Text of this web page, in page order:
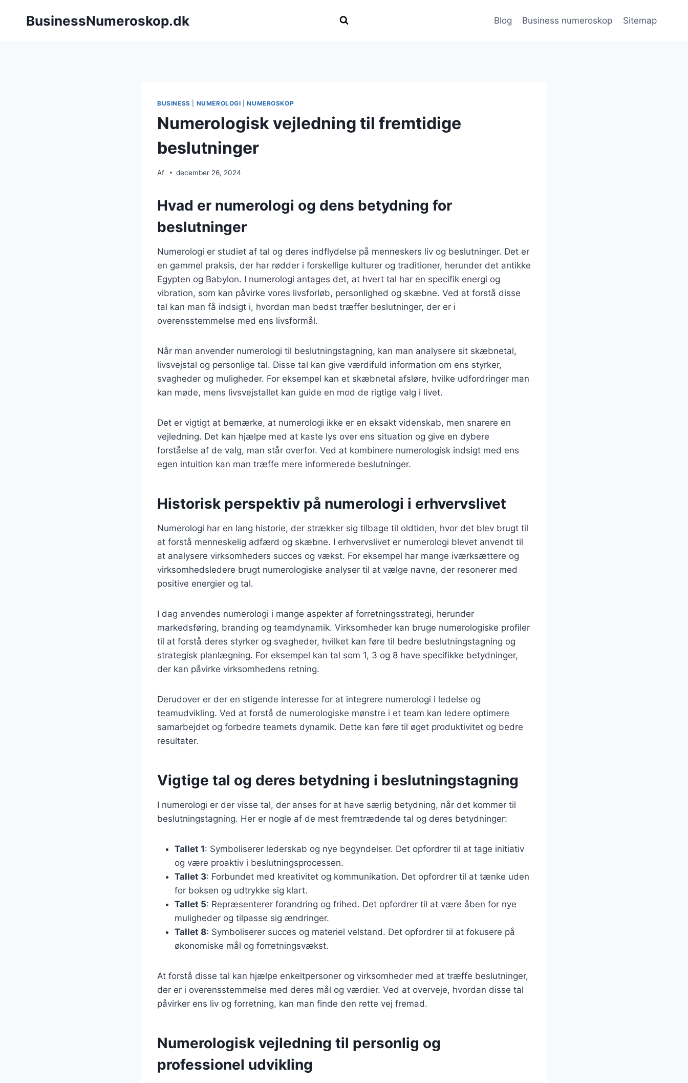
BusinessNumeroskop.dk Blog Business numeroskop Sitemap
BUSINESS NUMEROLOGI |NUMEROSKOP
Numerologisk vejledning til fremtidige
beslutninger
Af december 26, 2024
Hvad er numerologi og dens betydning for
beslutninger
Numerologi er studiet af tal og deres indflydelse på menneskers liv og beslutninger. Det er
en gammel praksis, der har rødder i forskellige kulturer og traditioner, herunder det antikke
Egypten og Babylon. I numerologi antages det, at hvert tal har en specifik energi og
vibration, som kan påvirke vores livsforløb, personlighed og skæbne. Ved at forstå disse
tal kan man få indsigt i, hvordan man bedst træffer beslutninger, der er i
overensstemmelse med ens livsformål.
Når man anvender numerologi til beslutningstagning, kan man analysere sit skæbnetal,
livsvejstal og personlige tal. Disse tal kan give værdifuld information om ens styrker,
svagheder og muligheder. For eksempel kan et skæbnetal afsløre, hvilke udfordringer man
kan møde, mens livsvejstallet kan guide en mod de rigtige valg i livet.
Det er vigtigt at bemærke, at numerologi ikke er en eksakt videnskab, men snarere en
vejledning. Det kan hjælpe med at kaste lys over ens situation og give en dybere
forståelse af de valg, man står overfor. Ved at kombinere numerologisk indsigt med ens
egen intuition kan man træffe mere informerede beslutninger.
Historisk perspektiv på numerologi i erhvervslivet
Numerologi har en lang historie, der strækker sig tilbage til oldtiden, hvor det blev brugt til
at forstå menneskelig adfærd og skæbne. I erhvervslivet er numerologi blevet anvendt til
at analysere virksomheders succes og vækst. For eksempel har mange iværksættere og
virksomhedsledere brugt numerologiske analyser til at vælge navne, der resonerer med
positive energier og tal.
I dag anvendes numerologi i mange aspekter af forretningsstrategi, herunder
markedsføring, branding og teamdynamik. Virksomheder kan bruge numerologiske profiler
til at forstå deres styrker og svagheder, hvilket kan føre til bedre beslutningstagning og
strategisk planlægning. For eksempel kan tal som 1, 3 og 8 have specifikke betydninger,
der kan påvirke virksomhedens retning.
Derudover er der en stigende interesse for at integrere numerologi i ledelse og
teamudvikling. Ved at forstå de numerologiske mønstre i et team kan ledere optimere
samarbejdet og forbedre teamets dynamik. Dette kan føre til øget produktivitet og bedre
resultater.
Vigtige tal og deres betydning i beslutningstagning
I numerologi er der visse tal, der anses for at have særlig betydning, når det kommer til
beslutningstagning. Her er nogle af de mest fremtrædende tal og deres betydninger:
Tallet 1: Symboliserer lederskab og nye begyndelser. Det opfordrer til at tage initiativ
og være proaktiv i beslutningsprocessen.
Tallet 3: Forbundet med kreativitet og kommunikation. Det opfordrer til at tænke uden
for boksen og udtrykke sig klart.
Tallet 5: Repræsenterer forandring og frihed. Det opfordrer til at være åben for nye
muligheder og tilpasse sig ændringer.
Tallet 8: Symboliserer succes og materiel velstand. Det opfordrer til at fokusere på
økonomiske mål og forretningsvækst.
At forstå disse tal kan hjælpe enkeltpersoner og virksomheder med at træffe beslutninger,
der er i overensstemmelse med deres mål og værdier. Ved at overveje, hvordan disse tal
påvirker ens liv og forretning, kan man finde den rette vej fremad.
Numerologisk vejledning til personlig og
professionel udvikling